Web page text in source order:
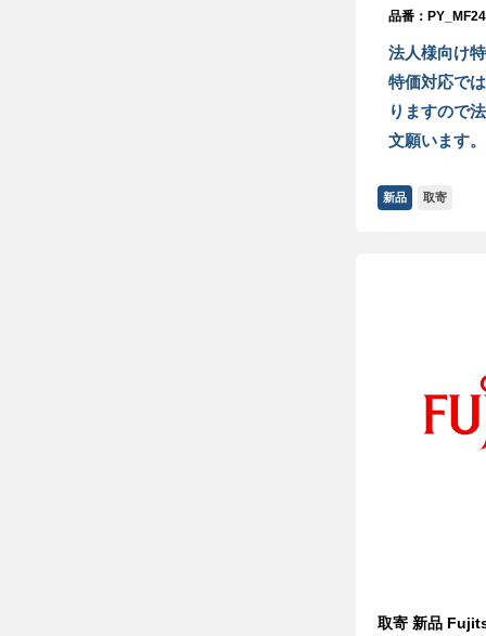
品番：
法人様向け
特価対応で
りますので
文願います。
新品 取寄
取寄 新品